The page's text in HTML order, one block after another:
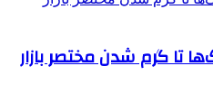
تا گرم‌ شدن مختصر بازار